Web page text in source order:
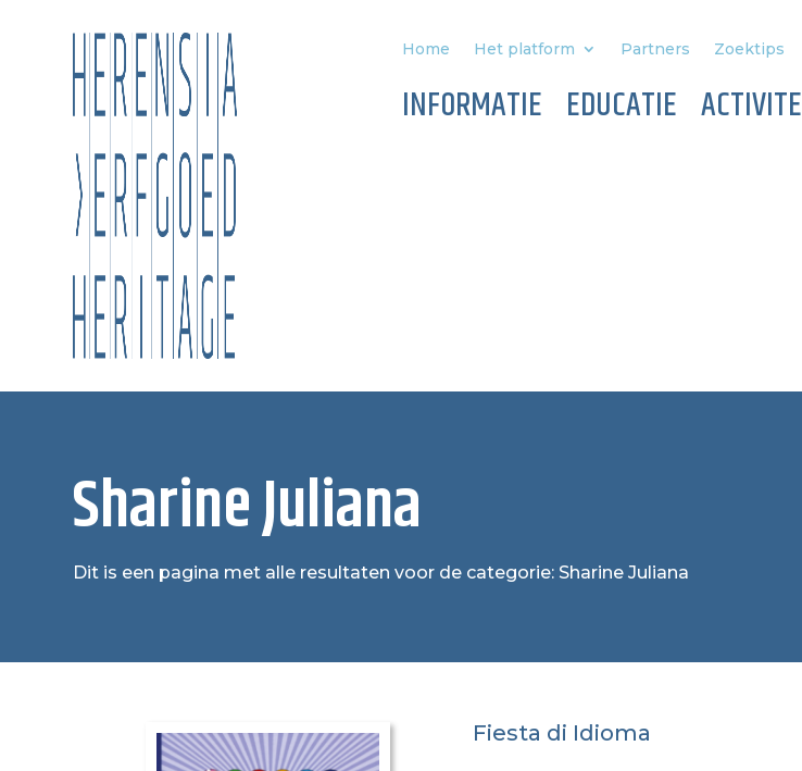
Home Het platform Partners Zoektips
INFORMATIE EDUCATIE
Sharine Juliana
Dit is een pagina met alle resultaten voor de categorie: Sharine Juliana
Fiesta di Idioma